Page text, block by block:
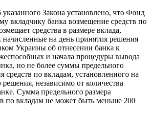
указанного Закона установлено, что Фонд
вкладчику банка возмещение средств по
средства в размере вклада,
на день принятия решения
Украины об отнесении банка к
и начала процедуры вывода
но не более суммы предельного
средств по вкладам, установленного на
решения, независимо от количества
Сумма предельного размера
по вкладам не может быть меньше 200